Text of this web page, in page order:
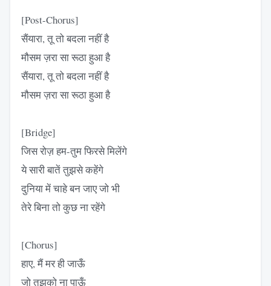
[Post-Chorus]
सैंयारा, तू तो बदला नहीं है
मौसम ज़रा सा रूठा हुआ है
सैंयारा, तू तो बदला नहीं है
मौसम ज़रा सा रूठा हुआ है
[Bridge]
जिस रोज़ हम-तुम फिरसे मिलेंगे
ये सारी बातें तुझसे कहेंगे
दुनिया में चाहे बन जाए जो भी
तेरे बिना तो कुछ ना रहेंगे
[Chorus]
हाए, मैं मर ही जाऊँ
जो तुझको ना पाऊँ